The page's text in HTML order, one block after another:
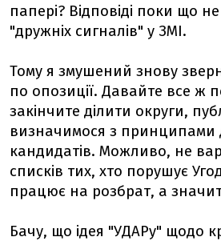
папері? Відповіді поки що
"дружніх сигналів" у ЗМІ.
Тому я змушений знову
по опозиції. Давайте все ж
закінчите ділити округи,
визначимося з принципами
кандидатів. Можливо, не
списків тих, хто порушує
працює на розбрат, а
Бачу, що ідея "УДАРу" щодо